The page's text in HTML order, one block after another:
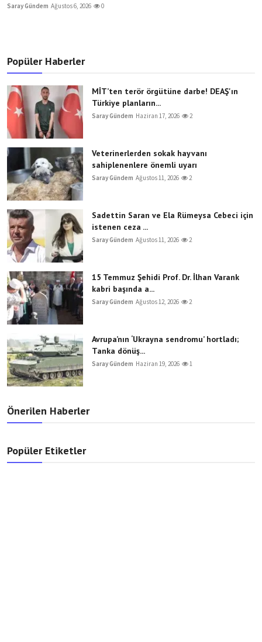
Saray Gündem Ağustos 6, 2026 0
Popüler Haberler
MİT’ten terör örgütüne darbe! DEAŞ'ın
Türkiye planların...
Saray Gündem Haziran 17, 2026 2
Veterinerlerden sokak hayvanı
sahiplenenlere önemli uyarı
Saray Gündem Ağustos 11, 2026 2
Sadettin Saran ve Ela Rümeysa Cebeci için
istenen ceza ...
Saray Gündem Ağustos 11, 2026 2
15 Temmuz Şehidi Prof. Dr. İlhan Varank
kabri başında a...
Saray Gündem Ağustos 12, 2026 2
Avrupa’nın ‘Ukrayna sendromu’ hortladı;
Tanka dönüş...
Saray Gündem Haziran 19, 2026 1
Önerilen Haberler
Popüler Etiketler